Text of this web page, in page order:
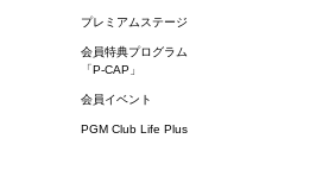
プレミアムステージ
会員特典プログラム
「P-CAP」
会員イベント
PGM Club Life Plus